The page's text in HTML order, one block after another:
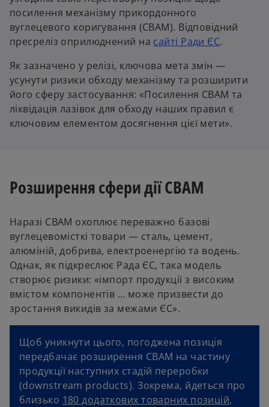
s
i
n
e
t
посилення механізму прикордонного
вуглецевого коригування (CBAM). Відповідний
пресреліз оприлюднений на сайті Ради ЄСo
e
n
s
i
n
.
Як зазначено у релізі, ключова мета змін —
усунути ризики обходу механізму та розширити
його сферу застосування: «Посилення CBAM та
ліквідація лазівок для обходу наших правил є
ключовим елементом досягнення цієї мети».
Розширення сфери дії CBAM
Наразі CBAM охоплює переважно базові
вуглецевомісткі товари — сталь, цемент,
алюміній, добрива, електроенергію та водень.
Однак, як підкреслює Рада ЄС, така модель
створює ризики: «імпорт продукції з високим
вмістом компонентів … може призвести до
зростання викидів за межами ЄС».
Щоб уникнути цього, погоджена позиція
передбачає розширення CBAM на частину
продукції наступних стадій переробки
(downstream products). Зокрема, йдеться про
близько 180 додаткових товарних позицій,